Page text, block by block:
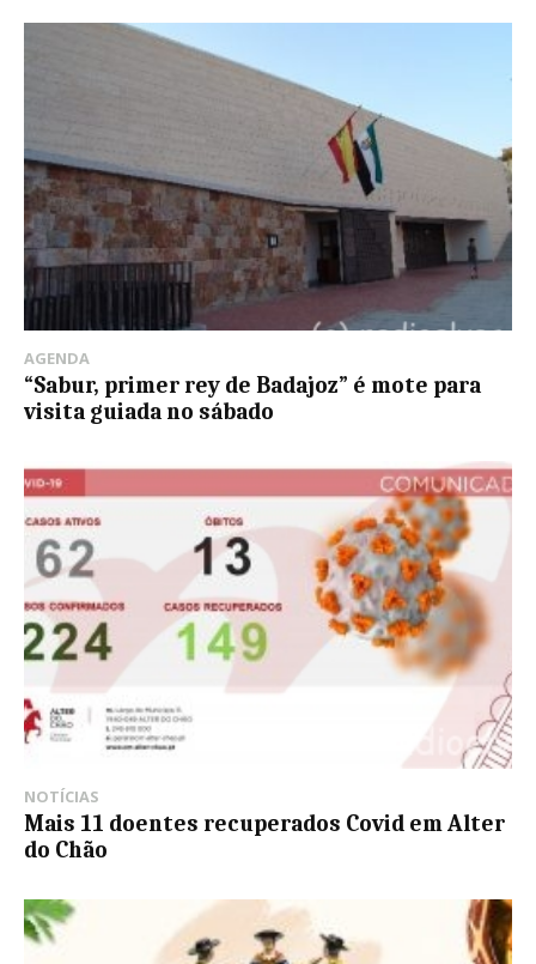
AGENDA
“Sabur, primer rey de Badajoz” é mote para
visita guiada no sábado
NOTÍCIAS
Mais 11 doentes recuperados Covid em Alter
do Chão